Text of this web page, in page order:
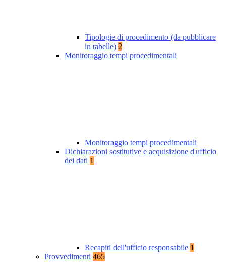
Tipologie di procedimento (da pubblicare
in tabelle) 2
Monitoraggio tempi procedimentali
Monitoraggio tempi procedimentali
Dichiarazioni sostitutive e acquisizione d'ufficio
dei dati 1
Recapiti dell'ufficio responsabile 1
Provvedimenti 465